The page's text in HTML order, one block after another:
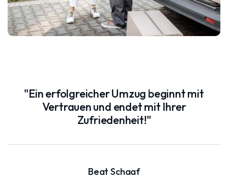
"Ein erfolgreicher Umzug beginnt mit
Vertrauen und endet mit Ihrer
Zufriedenheit!"
Beat Schaaf